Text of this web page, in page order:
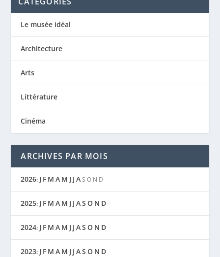
Le musée idéal
Architecture
Arts
Littérature
Cinéma
ARCHIVES PAR MOIS
2026: J F M A M J J A S O N D
2025: J F M A M J J AS O N D
2024: J F M A M J J AS O N D
2023: J F M A M J J AS O N D